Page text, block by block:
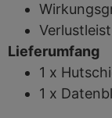
Lieferumfang
1 x
1 x